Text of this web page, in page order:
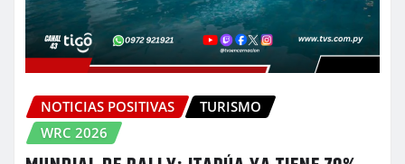
NOTICIAS POSITIVAS
TURISMO
WRC 2026